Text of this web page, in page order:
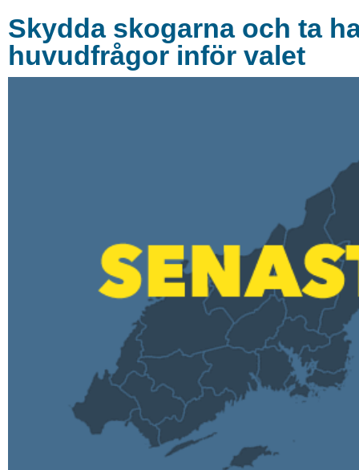
Skydda skogarna och ta
huvudfrågor inför valet